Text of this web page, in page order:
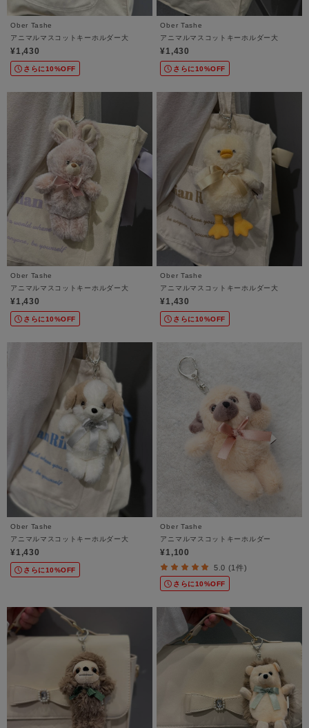
Ober Tashe
アニマルマスコットキーホルダー大
¥1,430
さらに10%OFF
Ober Tashe
アニマルマスコットキーホルダー大
¥1,430
さらに10%OFF
Ober Tashe
アニマルマスコットキーホルダー大
¥1,430
さらに10%OFF
Ober Tashe
アニマルマスコットキーホルダー大
¥1,430
さらに10%OFF
Ober Tashe
アニマルマスコットキーホルダー大
¥1,430
さらに10%OFF
Ober Tashe
アニマルマスコットキーホルダー
¥1,100
5.0 (1件)
さらに10%OFF